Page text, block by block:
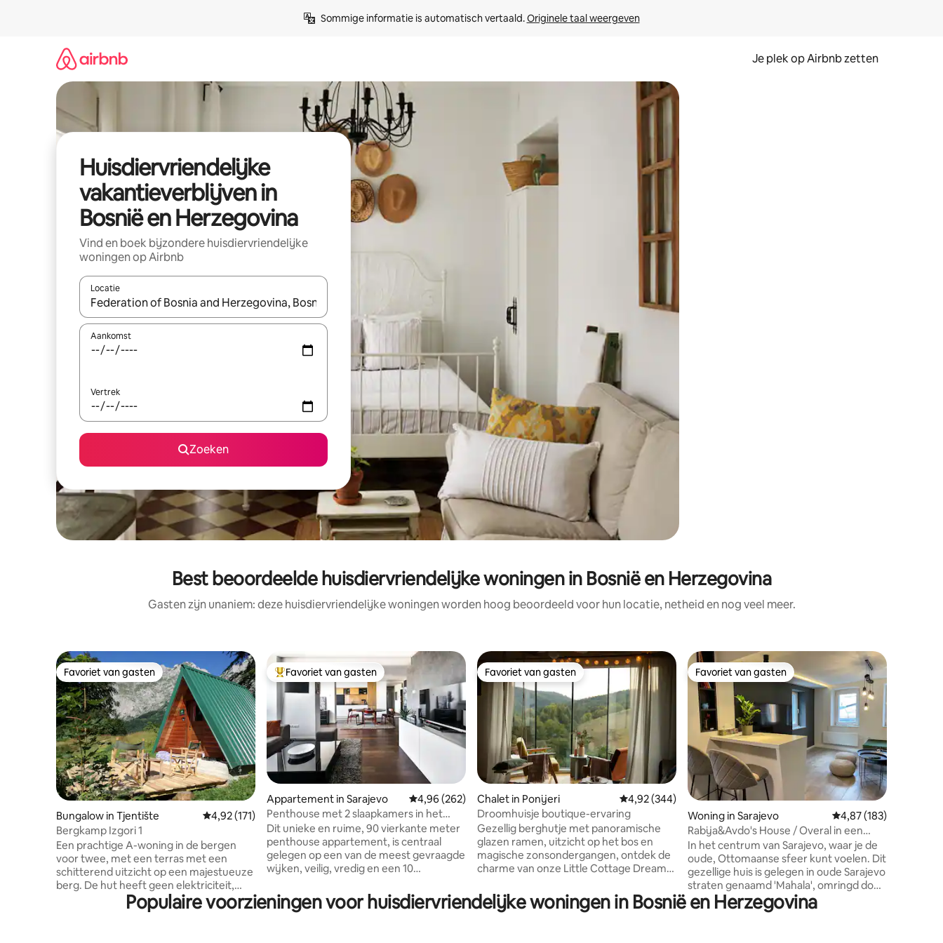
Sommige informatie is automatisch vertaald. Originele taal weergeven
Je plek op Airbnb zetten
Huisdiervriendelijke
vakantieverblijven in
Bosnië en Herzegovina
Vind en boek bijzondere huisdiervriendelijke
woningen op Airbnb
Locatie
Wanneer er resultaten beschikbaar zijn, maak je een keuze met je de pijltjestoetsen omhoog en omlaag, óf door te tikken of swipen.
Aankomst
Vertrek
Zoeken
Best beoordeelde huisdiervriendelijke woningen in Bosnië en Herzegovina
Gasten zijn unaniem: deze huisdiervriendelijke woningen worden hoog beoordeeld voor hun locatie, netheid en nog veel meer.
Favoriet van gasten
Favoriet van gasten
Bungalow in Tjentište Gemiddelde beoordeling van 4,92 op 5, 171 recensies
4,92 (171)
Bergkamp Izgori 1
Een prachtige A-woning in de bergen
voor twee, met een terras met een
schitterend uitzicht op een majestueuze
berg. De hut heeft geen elektriciteit,
maar wel verlichting, apparaten en alles
wat je nodig hebt; je kunt je apparaten
Topfavoriet van gasten
Favoriet van gasten
Appartement in Sarajevo Gemiddelde beoordeling van 4,96 op 5, 262 recensies
4,96 (262)
Penthouse met 2 slaapkamers in het
centrum, gratis parkeren
Dit unieke en ruime, 90 vierkante meter
penthouse appartement, is centraal
gelegen op een van de meest gevraagde
wijken, veilig, vredig en een 10
Sarajevo. Het beschikt over 2
slaapkamers, grote badkamer, toilet, een
Favoriet van gasten
Favoriet van gasten
Chalet in Ponijeri Gemiddelde beoordeling van 4,92 op 5, 344 recensies
4,92 (344)
Droomhuisje boutique-ervaring
Gezellig berghutje met panoramische
glazen ramen, uitzicht op het bos en
magische zonsondergangen, ontdek de
charme van onze Little Cottage Dream
adembenemend uitzicht op het bos en
magische zonsondergangen door
Favoriet van gasten
Favoriet van gasten
Woning in Sarajevo Gemiddelde
4,87 (183)
Rabija&Avdo's House / Overal in een
seconde.
In het centrum van Sarajevo, waar je de
oude, Ottomaanse sfeer kunt voelen. Dit
gezellige huis is gelegen in oude Sarajevo
straten genaamd 'Mahala', omringd door
echte Sarajevo mensen, prachtige
architectuur en uitzichtpunt van waaruit
Populaire voorzieningen voor huisdiervriendelijke woningen in Bosnië en Herzegovina